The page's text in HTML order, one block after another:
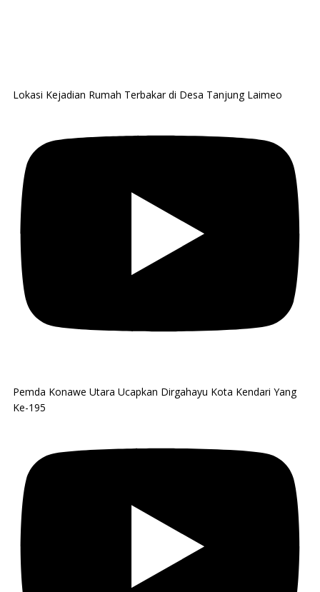
Lokasi Kejadian Rumah Terbakar di Desa Tanjung Laimeo
Pemda Konawe Utara Ucapkan Dirgahayu Kota Kendari Yang
Ke-195